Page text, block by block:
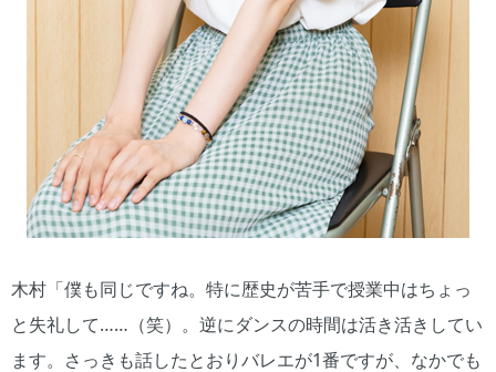
木村「僕も同じですね。特に歴史が苦手で授業中はちょっ
と失礼して……（笑）。逆にダンスの時間は活き活きしてい
ます。さっきも話したとおりバレエが1番ですが、なかでも